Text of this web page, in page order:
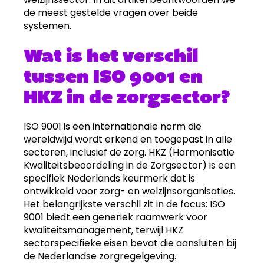
de meest gestelde vragen over beide
systemen.
Wat is het verschil
tussen ISO 9001 en
HKZ in de zorgsector?
ISO 9001 is een internationale norm die
wereldwijd wordt erkend en toegepast in alle
sectoren, inclusief de zorg. HKZ (Harmonisatie
Kwaliteitsbeoordeling in de Zorgsector) is een
specifiek Nederlands keurmerk dat is
ontwikkeld voor zorg- en welzijnsorganisaties.
Het belangrijkste verschil zit in de focus: ISO
9001 biedt een generiek raamwerk voor
kwaliteitsmanagement, terwijl HKZ
sectorspecifieke eisen bevat die aansluiten bij
de Nederlandse zorgregelgeving.